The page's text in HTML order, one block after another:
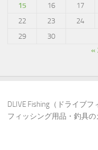
15
16 17
22
23 24
29
30
«
DLIVE Fishing（ドライブフ
フィッシング用品・釣具